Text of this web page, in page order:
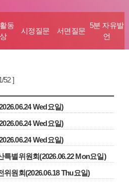
동
시정질문 서면질문
5분 자유발
언
52 ]
Wed요일)
Wed요일)
Wed요일)
특별위원회(2026.06.22 Mon요일)
위원회(2026.06.18 Thu요일)